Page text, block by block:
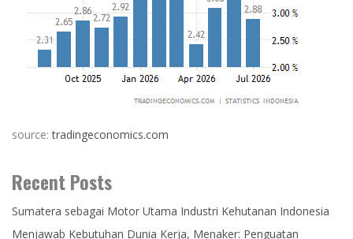
source:tradingeconomics.com
Recent Posts
Sumatera sebagai Motor Utama Industri Kehutanan Indonesia
Menjawab Kebutuhan Dunia Kerja, Menaker: Penguatan